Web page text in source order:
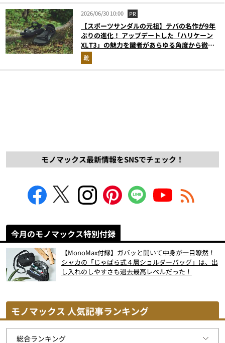
2026/06/30 10:00 PR
【スポーツサンダルの元祖】テバの名作が9年
ぶりの進化！ アップデートした「ハリケーン
XLT3」の魅力を識者があらゆる角度から徹底
解説！
靴
モノマックス最新情報をSNSでチェック！
今月のモノマックス特別付録
【MonoMax付録】ガバッと開いて中身が一目瞭然！
シャカの「じゃばら式４層ショルダーバッグ」は、出
し入れのしやすさも過去最高レベルだった！
モノマックス 人気記事ランキング